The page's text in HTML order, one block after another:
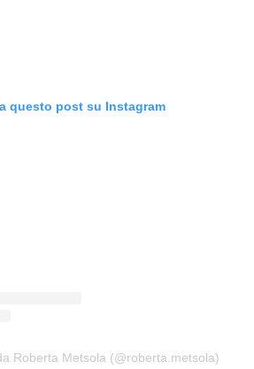
questo post su Instagram
Roberta Metsola (@roberta.metsola)